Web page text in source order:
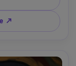
identitario
morbida
-ar 4:5
↗